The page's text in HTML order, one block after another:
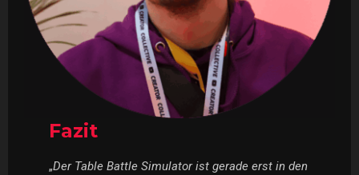
Fazit
„Der Table Battle Simulator ist gerade erst in den